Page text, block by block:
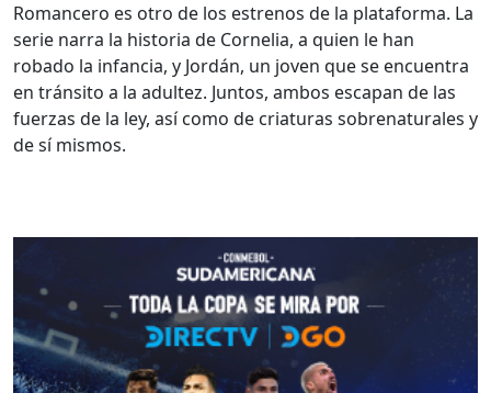
Romancero es otro de los estrenos de la plataforma. La
serie narra la historia de Cornelia, a quien le han
robado la infancia, y Jordán, un joven que se encuentra
en tránsito a la adultez. Juntos, ambos escapan de las
fuerzas de la ley, así como de criaturas sobrenaturales y
de sí mismos.